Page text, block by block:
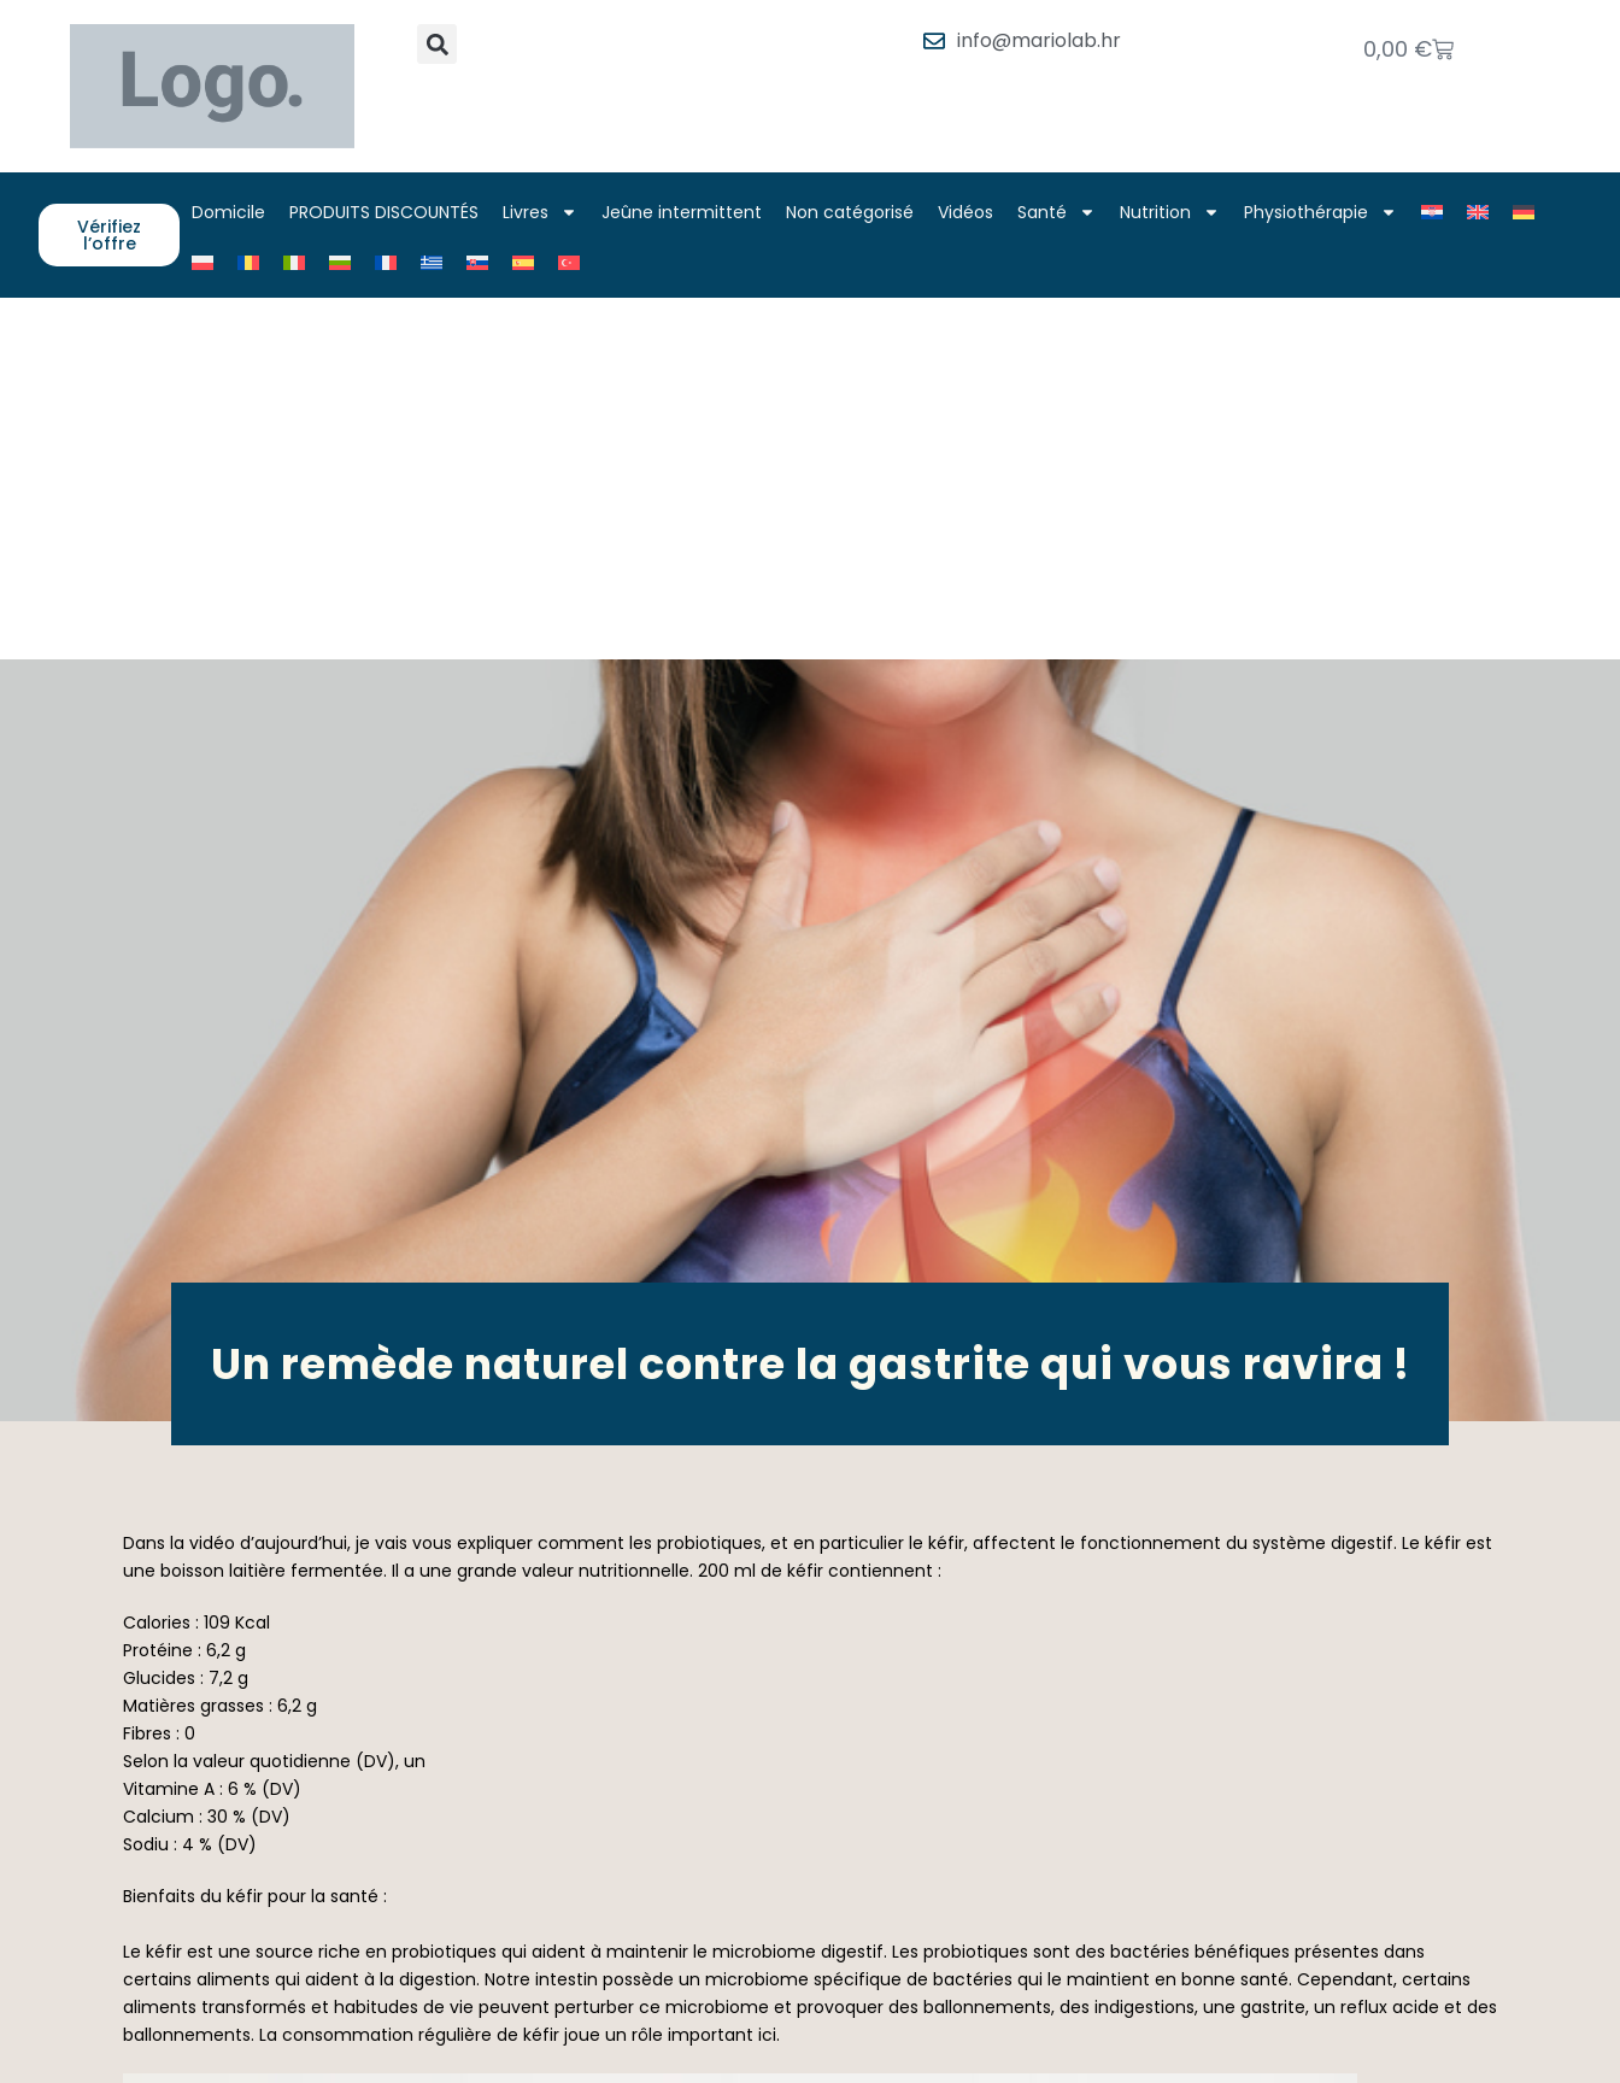
info@mariolab.hr 0,00 €
Vérifiez
l’offre
Domicile PRODUITS DISCOUNTÉS Livres Jeûne intermittent Non catégorisé Vidéos Santé Nutrition Physiothérapie
Un remède naturel contre la gastrite qui vous ravira !
Dans la vidéo d’aujourd’hui, je vais vous expliquer comment les probiotiques, et en particulier le kéfir, affectent le fonctionnement du système digestif. Le kéfir est
une boisson laitière fermentée. Il a une grande valeur nutritionnelle. 200 ml de kéfir contiennent :
Calories : 109 Kcal
Protéine : 6,2 g
Glucides : 7,2 g
Matières grasses : 6,2 g
Fibres : 0
Selon la valeur quotidienne (DV), un
Vitamine A : 6 % (DV)
Calcium : 30 % (DV)
Sodiu : 4 % (DV)
Bienfaits du kéfir pour la santé :
Le kéfir est une source riche en probiotiques qui aident à maintenir le microbiome digestif. Les probiotiques sont des bactéries bénéfiques présentes dans
certains aliments qui aident à la digestion. Notre intestin possède un microbiome spécifique de bactéries qui le maintient en bonne santé. Cependant, certains
aliments transformés et habitudes de vie peuvent perturber ce microbiome et provoquer des ballonnements, des indigestions, une gastrite, un reflux acide et des
ballonnements. La consommation régulière de kéfir joue un rôle important ici.